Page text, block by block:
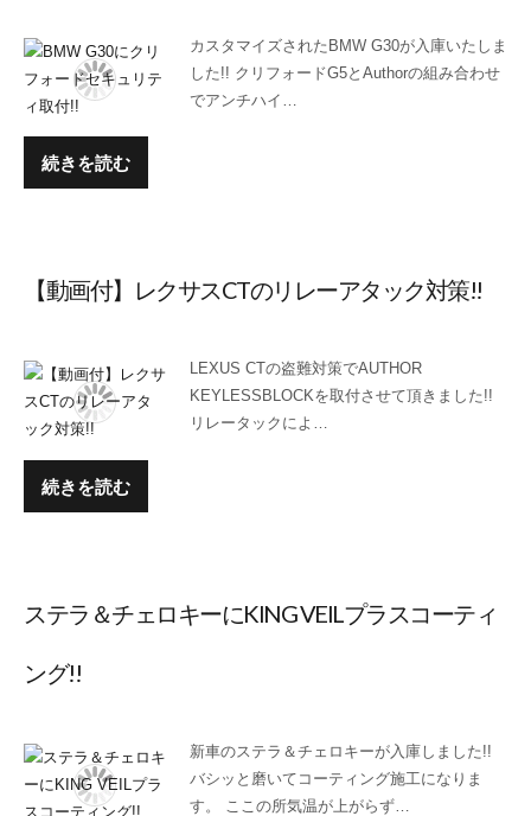
カスタマイズされたBMW G30が入庫いたしま
した!! クリフォードG5とAuthorの組み合わせ
でアンチハイ…
続きを読む
【動画付】レクサスCTのリレーアタック対策!!
LEXUS CTの盗難対策でAUTHOR
KEYLESSBLOCKを取付させて頂きました!!
リレータックによ…
続きを読む
ステラ＆チェロキーにKING VEILプラスコーティ
ング!!
新車のステラ＆チェロキーが入庫しました!!
バシッと磨いてコーティング施工になりま
す。 ここの所気温が上がらず…